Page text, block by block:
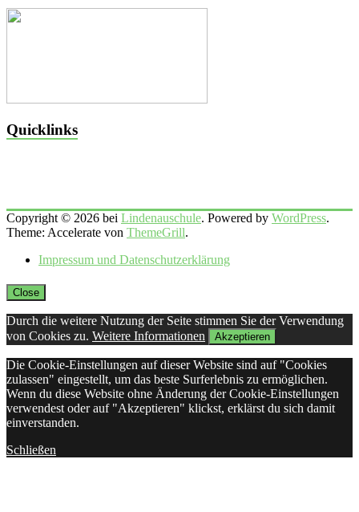
Quicklinks
Copyright © 2026 bei Lindenauschule. Powered by WordPress.
Theme: Accelerate von ThemeGrill.
Impressum und Datenschutzerklärung
Close
Durch die weitere Nutzung der Seite stimmen Sie der Verwendung
von Cookies zu. Weitere Informationen Akzeptieren
Die Cookie-Einstellungen auf dieser Website sind auf "Cookies
zulassen" eingestellt, um das beste Surferlebnis zu ermöglichen.
Wenn du diese Website ohne Änderung der Cookie-Einstellungen
verwendest oder auf "Akzeptieren" klickst, erklärst du sich damit
einverstanden.
Schließen